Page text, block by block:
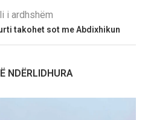
i ardhshëm
takohet sot me Abdixhikun
NDËRLIDHURA